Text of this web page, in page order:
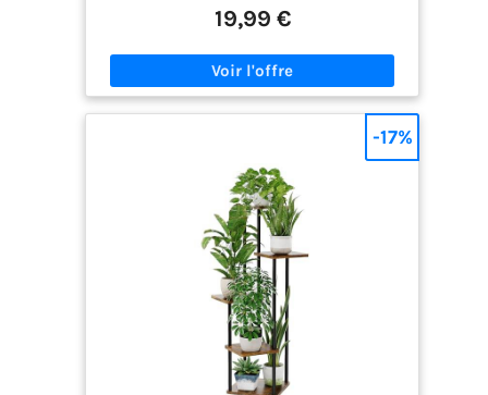
plantes artificielles décorativas grandes. Taille et
style : les pots mesurent 12,4 cm de haut, 10,9 cm
de haut, nos faux arbres d'intérieur sont
parfaitement proportionnés pour s'adapter à
unique de pot noir et doré ajoute une beauté haut
de gamme à votre intérieur Charme polyvalent :
qu'il s'agisse d'une décoration de salon, de bureau
ou de ferme, nos plantes artificielles d'intérieur
apportent nature et esthétique à n'importe quelle
pièce, créant une atmosphère chaleureuse et
accueillante Sans entretien : profitez de la beauté
d'un arbre artificiel sans les tracas de l'arrosage
ou de la lumière du soleil. Ne se déforme pas et ne
se décolore pas, idéal pour les personnes
occupées ou celles qui n'ont aucune expérience de
jardinage Apparence réaliste : notre plante de sol
réaliste imite l'apparence et la sensation de
vraies plantes de bureau, vous permettant de
19,99 €
-17%